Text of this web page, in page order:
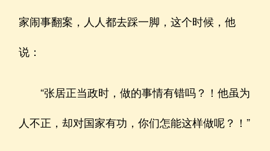
家闹事翻案，人人都去踩一脚，这个时候，他
说：
“张居正当政时，做的事情有错吗？！他虽为
人不正，却对国家有功，你们怎能这样做呢？！”